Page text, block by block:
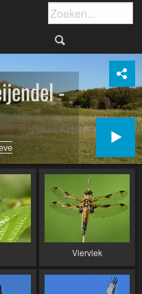
-
Viervlek